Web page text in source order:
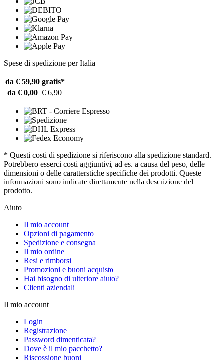
Spese di spedizione per Italia
da € 59,90 gratis*
da € 0,00 € 6,90
* Questi costi di spedizione si riferiscono alla spedizione standard.
Potrebbero esserci costi aggiuntivi, ad es. a causa del peso, delle
dimensioni o delle caratterstiche specifiche dei prodotti. Queste
informazioni sono indicate direttamente nella descrizione del
prodotto.
Aiuto
Il mio account
Opzioni di pagamento
Spedizione e consegna
Il mio ordine
Resi e rimborsi
Promozioni e buoni acquisto
Hai bisogno di ulteriore aiuto?
Clienti aziendali
Il mio account
Login
Registrazione
Password dimenticata?
Dove è il mio pacchetto?
Riscossione buoni